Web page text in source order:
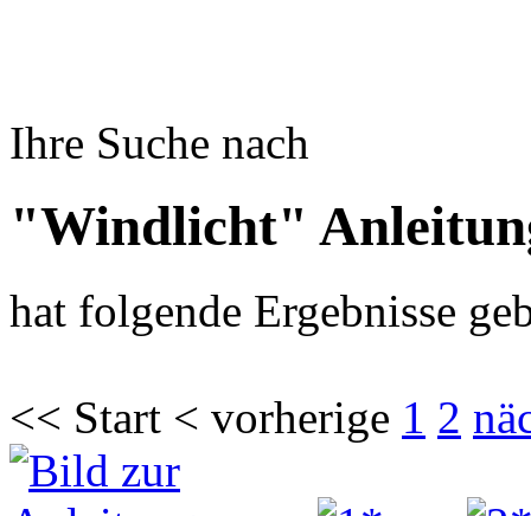
Ihre Suche nach
"Windlicht"
hat folgende Ergebnisse
<< Start < vorherige 1 2